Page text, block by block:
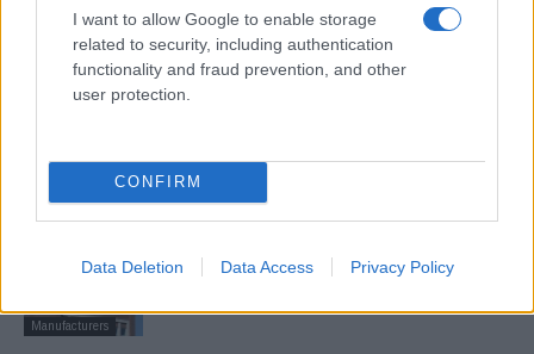
I want to allow Google to enable storage
related to security, including authentication
functionality and fraud prevention, and other
user protection.
CONFIRM
Data Deletion Data Access Privacy Policy
Manufacturers
Σε κινεζική… πολιορκία η ευρωπαϊκή
αυτοκινητοβιομηχανία
στην KG Mobility
Manufacturers
VW: Η δύσκολη εξίσωση της